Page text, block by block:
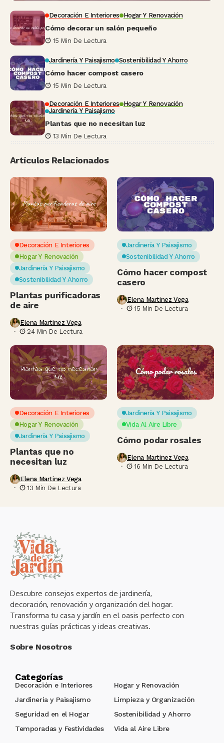
Decoración E Interiores Hogar Y Renovación
Cómo decorar un salón pequeño
15 Min De Lectura
Jardinería Y Paisajismo Sostenibilidad Y Ahorro
Cómo hacer compost casero
15 Min De Lectura
Decoración E Interiores Hogar Y Renovación
Jardinería Y Paisajismo
Plantas que no necesitan luz
13 Min De Lectura
Artículos Relacionados
Decoración E Interiores
Hogar Y Renovación
Jardinería Y Paisajismo
Sostenibilidad Y Ahorro
Plantas purificadoras
de aire
Elena Martinez Vega
24 Min De Lectura
Jardinería Y Paisajismo
Sostenibilidad Y Ahorro
Cómo hacer compost
casero
Elena Martinez Vega
15 Min De Lectura
Decoración E Interiores
Hogar Y Renovación
Jardinería Y Paisajismo
Plantas que no
necesitan luz
Elena Martinez Vega
13 Min De Lectura
Jardinería Y Paisajismo
Vida Al Aire Libre
Cómo podar rosales
Elena Martinez Vega
16 Min De Lectura
Descubre consejos expertos de jardinería,
decoración, renovación y organización del hogar.
Transforma tu casa y jardín en el oasis perfecto con
nuestras guías prácticas y ideas creativas.
Sobre Nosotros
Categorías
Decoración e Interiores
Hogar y Renovación
Jardinería y Paisajismo
Limpieza y Organización
Seguridad en el Hogar
Sostenibilidad y Ahorro
Temporadas y Festividades
Vida al Aire Libre